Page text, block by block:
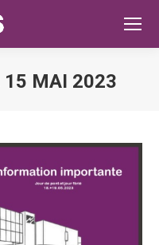
15 MAI 2023